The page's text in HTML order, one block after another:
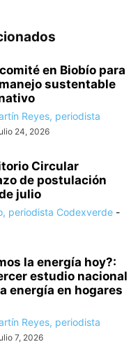
en Biobío para
sustentable
Reyes, periodista
24, 2026
Circular
de postulación
julio
periodista Codexverde -
la energía hoy?:
estudio nacional
energía en hogares
Reyes, periodista
7, 2026